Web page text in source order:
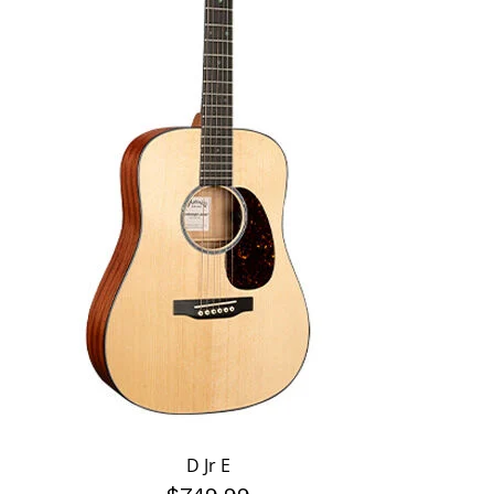
D Jr E